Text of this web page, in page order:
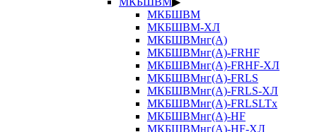
МКБШВМ
МКБШВМ-ХЛ
МКБШВМнг(А)
МКБШВМнг(А)-FRHF
МКБШВМнг(А)-FRHF-ХЛ
МКБШВМнг(А)-FRLS
МКБШВМнг(А)-FRLS-ХЛ
МКБШВМнг(А)-FRLSLTx
МКБШВМнг(А)-HF
МКБШВМнг(А)-HF-ХЛ